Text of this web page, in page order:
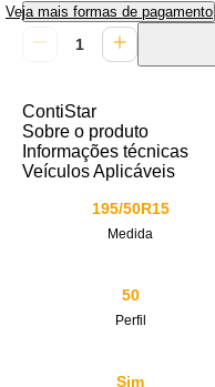
Veja mais formas de pagamento
ContiStar
Sobre o produto
Informações técnicas
Veículos Aplicáveis
195/50R15
Medida
50
Perfil
Sim